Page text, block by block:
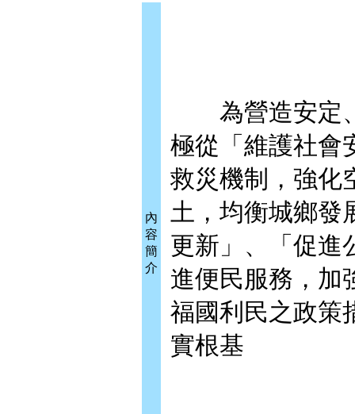
內
容
簡
介
為營造安定、
極從「維護社會
救災機制，強化
土，均衡城鄉發
更新」、「促進
進便民服務，加
福國利民之政策
實根基